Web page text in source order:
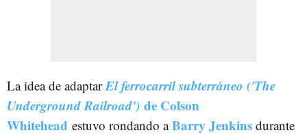
La idea de adaptarEl ferrocarril subterráneo ('The
Underground Railroad') de Colson
Whitehead estuvo rondando aBarry Jenkins durante